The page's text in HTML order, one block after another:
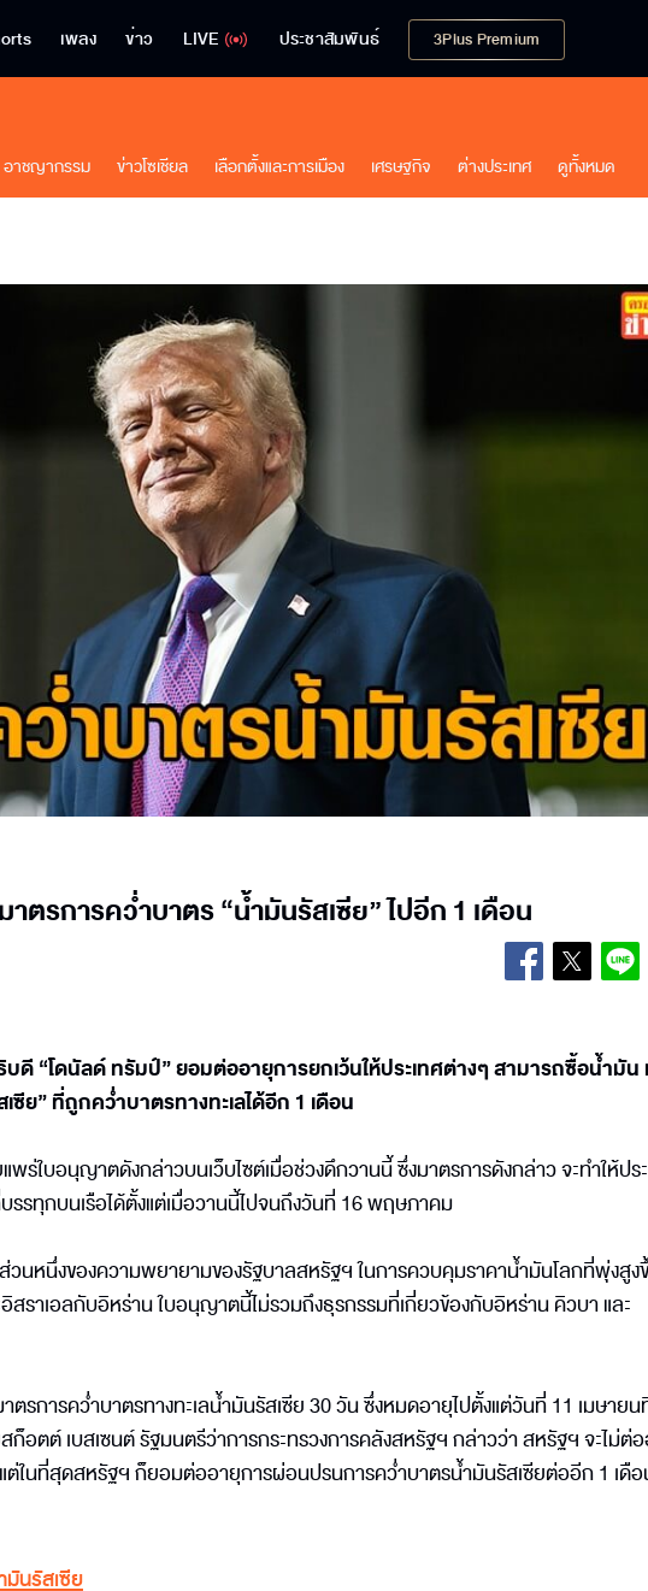
เพลง ข่าว LIVE ประชาสัมพันธ์ 3Plus Premium
อาชญากรรม ข่าวโซเชียล เลือกตั้งและการเมือง เศรษฐกิจ ต่างประเทศ ดูทั้งหมด
รการคว่ำบาตร “น้ำมันรัสเซีย” ไปอีก 1 เดือน
ดี “โดนัลด์ ทรัมป์” ยอมต่ออายุการยกเว้นให้ประเทศต่างๆ สามารถซื้อน้ำมัน
ย” ที่ถูกคว่ำบาตรทางทะเลได้อีก 1 เดือน
พร่ใบอนุญาตดังกล่าวบนเว็บไซต์เมื่อช่วงดึกวานนี้ ซึ่งมาตรการดังกล่าว จะทำให้ปร
รรทุกบนเรือได้ตั้งแต่เมื่อวานนี้ไปจนถึงวันที่ 16 พฤษภาคม
วนหนึ่งของความพยายามของรัฐบาลสหรัฐฯ ในการควบคุมราคาน้ำมันโลกที่พุ่งสูง
สราเอลกับอิหร่าน ใบอนุญาตนี้ไม่รวมถึงธุรกรรมที่เกี่ยวข้องกับอิหร่าน คิวบา และ
รการคว่ำบาตรทางทะเลน้ำมันรัสเซีย 30 วัน ซึ่งหมดอายุไปตั้งแต่วันที่ 11 เมษาย
อตต์ เบสเซนต์ รัฐมนตรีว่าการกระทรวงการคลังสหรัฐฯ กล่าวว่า สหรัฐฯ จะไม่ต่
ต่ในที่สุดสหรัฐฯ ก็ยอมต่ออายุการผ่อนปรนการคว่ำบาตรน้ำมันรัสเซียต่ออีก 1 เดื
นรัสเซีย